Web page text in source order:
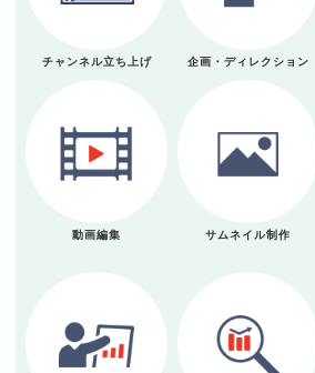
チャンネル立ち上げ 企画・ディレクション
動画編集 サムネイル制作